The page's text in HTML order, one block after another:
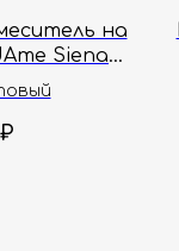
на
Siena
₽